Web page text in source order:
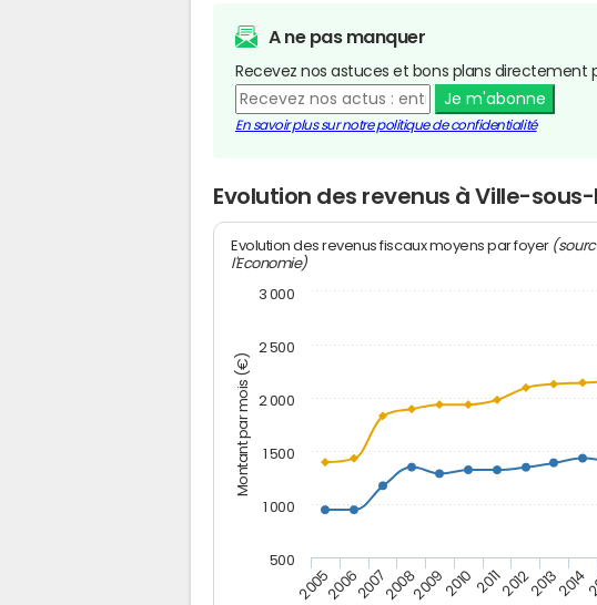
A ne pas manquer
Recevez nos astuces et bons plans directement
Je m'abonne
En savoir plus sur notre politique de confidentialité
Evolution des revenus à Ville-
Montant par mois (€)
Evolution des revenus fiscaux moyens par foyer
l'Economie)
200520062007200820092010 2011201220132014
500
1 000
1 500
2 000
2 500
3 000